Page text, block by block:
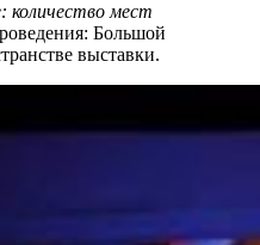
мест
Большой
выставки.